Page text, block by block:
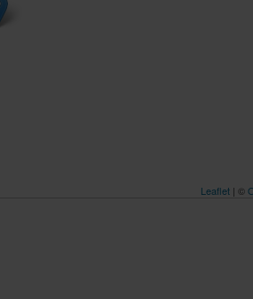
Leaflet| ©